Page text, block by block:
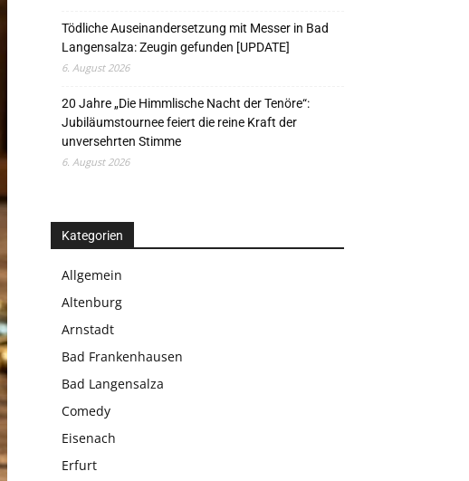
Tödliche Auseinandersetzung mit Messer in Bad
Langensalza: Zeugin gefunden [UPDATE]
6. August 2026
20 Jahre „Die Himmlische Nacht der Tenöre“:
Jubiläumstournee feiert die reine Kraft der
unversehrten Stimme
6. August 2026
Kategorien
Allgemein
Altenburg
Arnstadt
Bad Frankenhausen
Bad Langensalza
Comedy
Eisenach
Erfurt